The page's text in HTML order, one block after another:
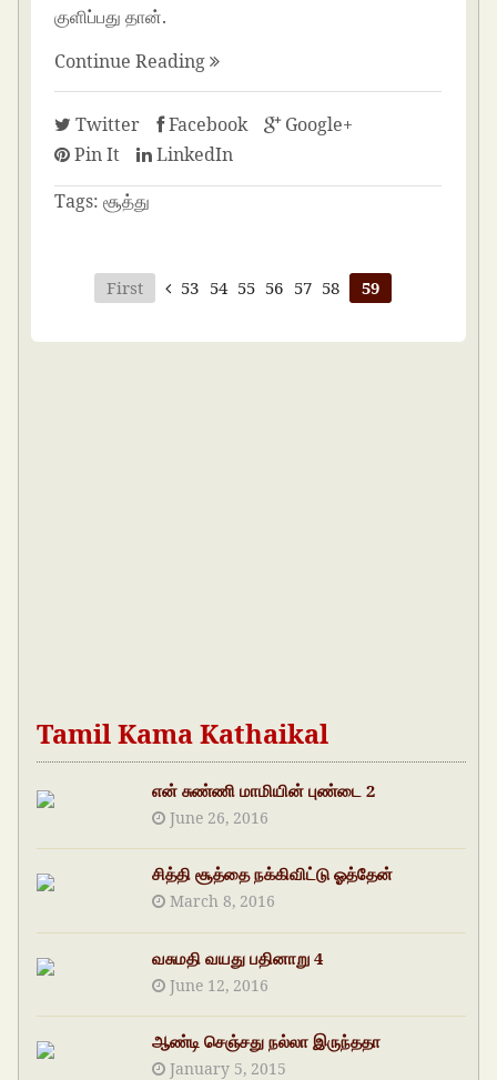
குளிப்பது தான்.
Continue Reading
Twitter Facebook
Google+
Pin It
LinkedIn
Tags: சூத்து
First 53 54 55 56 57 58 59
Tamil Kama Kathaikal
என் சுண்ணி மாமியின் புண்டை 2
June 26, 2016
சித்தி சூத்தை நக்கிவிட்டு ஓத்தேன்
March 8, 2016
வசுமதி வயது பதினாறு 4
June 12, 2016
ஆண்டி செஞ்சது நல்லா இருந்ததா
January 5, 2015